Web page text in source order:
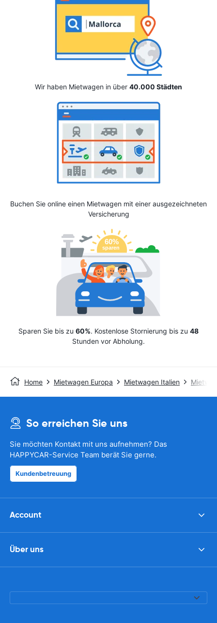
Wir haben Mietwagen in über 40.000 Städten
Buchen Sie online einen Mietwagen mit einer ausgezeichneten
Versicherung
Sparen Sie bis zu 60%. Kostenlose Stornierung bis zu 48
Stunden vor Abholung.
Home Mietwagen Europa Mietwagen Italien
So erreichen Sie uns
Sie möchten Kontakt mit uns aufnehmen? Das
HAPPYCAR-Service Team berät Sie gerne.
Kundenbetreuung
Account
Über uns